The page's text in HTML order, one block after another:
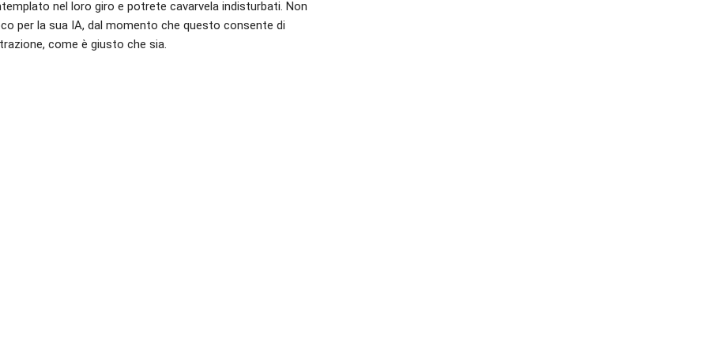
nel loro giro e potrete cavarvela indisturbati. Non
per la sua IA, dal momento che questo consente di
come è giusto che sia.